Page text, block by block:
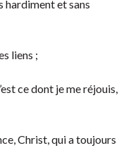
hardiment et sans
liens ;
ce dont je me réjouis,
Christ, qui a toujours